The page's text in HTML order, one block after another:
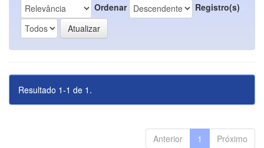
Ordenar
Registro(s)
Resultado 1-1 de 1.
Anterior 1 Próximo